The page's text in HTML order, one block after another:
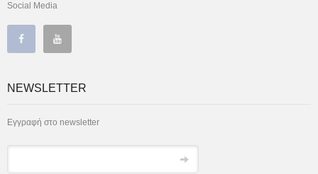
Social Media
NEWSLETTER
Εγγραφή στο newsletter